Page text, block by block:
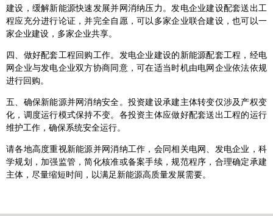
建设，缓解新能源快速发展并网消纳压力。发电企业建设配套送出工
程应充分进行论证，并完全自愿，可以多家企业联合建设，也可以一
家企业建设，多家企业共享。
四、做好配套工程回购工作。发电企业建设的新能源配套工程，经电
网企业与发电企业双方协商同意，可在适当时机由电网企业依法依规
进行回购。
五、确保新能源并网消纳安全。投资建设承建主体转变仅涉及产权变
化，调度运行模式保持不变。各投资主体应做好配套送出工程的运行
维护工作，确保系统安全运行。
请各地高度重视新能源并网消纳工作，会同相关电网、发电企业，科
学规划，加强监管，简化核准或备案手续，规范程序，合理确定承建
主体，尽量缩短时间，以满足新能源高质量发展需要。